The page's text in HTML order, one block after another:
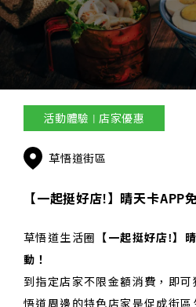
活動體驗 | 店家優惠
草悟道街區
【一起挺好店!】晴天卡APP
草悟道生活圈
【一起挺好店!】
動！
到指定店家不限金額消費，即可
悟道周邊的特色店家是促成街區